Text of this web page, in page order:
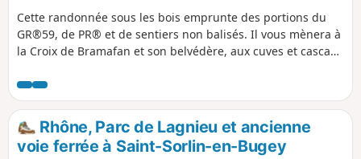
Cette randonnée sous les bois emprunte des portions du
GR®59, de PR® et de sentiers non balisés. Il vous mènera à
la Croix de Bramafan et son belvédère, aux cuves et cascade
traverser le beau village de Vaux-en-Bugey traversé par le
Buizin.
Rhône, Parc de Lagnieu et ancienne
voie ferrée à Saint-Sorlin-en-Bugey